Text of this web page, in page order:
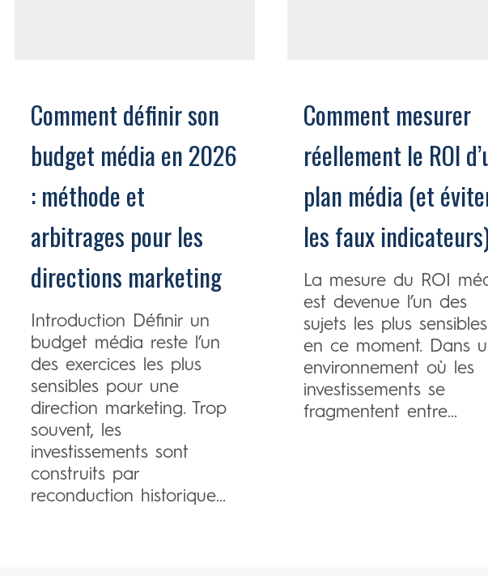
Comment définir son
budget média en 2026
: méthode et
arbitrages pour les
directions marketing
Introduction Définir un
budget média reste l’un
des exercices les plus
sensibles pour une
direction marketing. Trop
souvent, les
investissements sont
construits par
reconduction historique...
Comment mesurer
réellement le ROI
plan média (et
les faux
La mesure du ROI
est devenue l’un des
sujets les plus sensibles
en ce moment. Dans
environnement où les
investissements se
fragmentent entre...